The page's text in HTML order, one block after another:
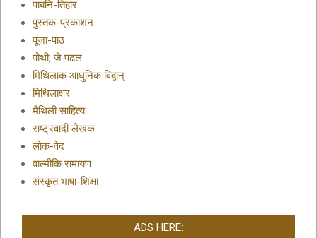
पाबनि-तिहार
पुस्तक-प्रकाशन
पूजा-पाठ
पोथी, जे पढल
मिथिलाक आधुनिक विद्वान्
मिथिलाक्षर
मैथिली साहित्य
राष्ट्रवादी लेखक
लोक-वेद
वाल्मीकि रामायण
संस्कृत भाषा-शिक्षा
ADS HERE: